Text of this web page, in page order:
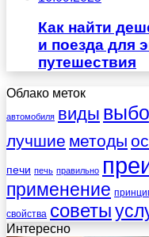
Как найти
и поезда для
путешествия
Облако меток
автомобиля виды
лучшие методы
печи печь правильно
применение
свойства советы
Интересно